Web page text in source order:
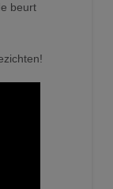
beurt